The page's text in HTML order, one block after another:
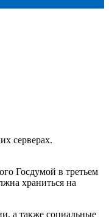
серверах.
Госдумой в третьем
храниться на
а также социальные